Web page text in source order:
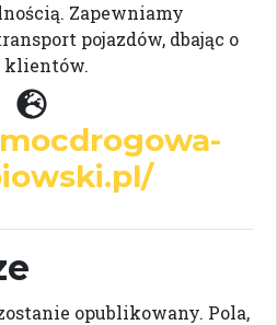
Zapewniamy
pojazdów, dbając o
klientów.
opublikowany. Pola,